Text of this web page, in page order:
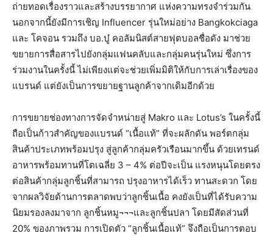
ถ่ายทอดเรื่องราวและสร้างบรรยากาศ แห่งความทรงจำร่วมกัน
นอกจากนี้ยังมีการเชิญ Influencer รุ่นใหม่อย่าง Bangkokciaga
และ โคจอน รวมถึง บอ.บู๋ คอลัมนิสต์สายฟุตบอลชื่อดัง มาช่วย
ขยายการสื่อสารไปยังกลุ่มแฟนคลับและกลุ่มคนรุ่นใหม่ ซึ่งการ
ร่วมงานในครั้งนี้ ไม่เพียงแต่จะช่วยเพิ่มมิติให้กับการเล่าเรื่องของ
แบรนด์ แต่ยังเป็นการขยายฐานลูกค้าจากเดิมอีกด้วย
การขยายช่องทางการจัดจำหน่ายสู่ Makro และ Lotus’s ในครั้งนี้
ถือเป็นก้าวสำคัญของแบรนด์ “เนื้อแท้” ที่จะผลักดัน พอร์ตกลุ่ม
สินค้าประเภทพร้อมปรุง สู่ลูกค้ากลุ่มครัวเรือนมากขึ้น ด้วยเทรนด์
อาหารพร้อมทานที่โตเฉลี่ย 3 – 4% ต่อปีจะเป็น แรงหนุนโดยตรง
ต่อสินค้ากลุ่มลูกชิ้นที่สามารถ ปรุงอาหารได้เร็ว ทานสะดวก โดย
จากผลวิจัยด้านการตลาดพบว่าลูกชิ้นเนื้อ คงยังเป็นที่ได้รับความ
นิยมรองลงมาจาก ลูกชิ้นหมู¬¬¬และลูกชิ้นปลา โดยมีสัดส่วนที่
20% ของภาพรวม การเปิดตัว “ลูกชิ้นเนื้อแท้” จึงถือเป็นการตอบ